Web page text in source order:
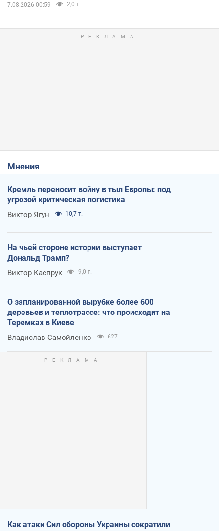
7.08.2026 00:59 2,0 т.
Мнения
Кремль переносит войну в тыл Европы: под
угрозой критическая логистика
Виктор Ягун 10,7 т.
На чьей стороне истории выступает
Дональд Трамп?
Виктор Каспрук 9,0 т.
О запланированной вырубке более 600
деревьев и теплотрассе: что происходит на
Теремках в Киеве
Владислав Самойленко 627
Как атаки Сил обороны Украины сократили